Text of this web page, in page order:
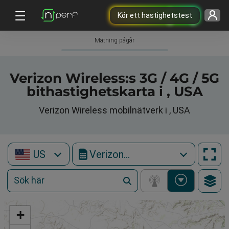
Kör ett hastighetstest
Mätning pågår
Verizon Wireless:s 3G / 4G / 5G
bithastighetskarta i , USA
Verizon Wireless mobilnätverk i , USA
US Verizon Wireless
+